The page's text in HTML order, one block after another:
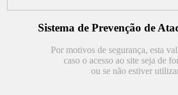
Sistema de Prevenção de
Por motivos de segurança, esta
caso o acesso ao site seja de
ou se não estiver